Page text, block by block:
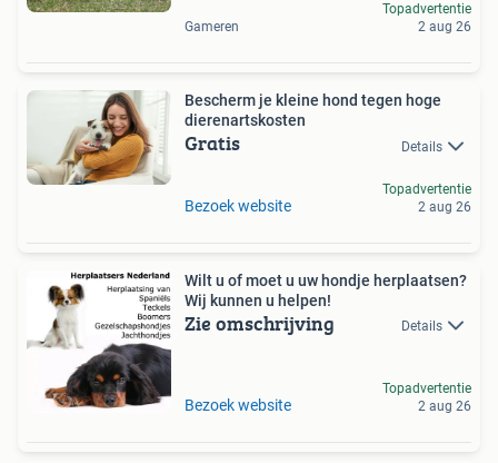
Gameren
Topadvertentie
2 aug 26
Bescherm je kleine hond tegen hoge
dierenartskosten
Gratis Details
Bezoek website
Topadvertentie
2 aug 26
Wilt u of moet u uw hondje herplaatsen?
Wij kunnen u helpen!
Zie omschrijving Details
Bezoek website
Topadvertentie
2 aug 26